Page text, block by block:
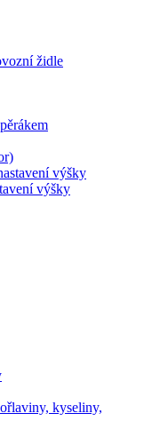
židle
výšky
výšky
kyseliny,